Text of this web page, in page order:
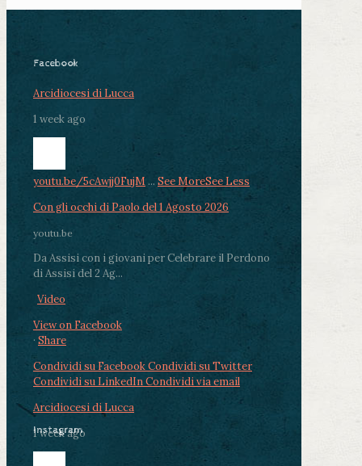
Facebook
Arcidiocesi di Lucca
1 week ago
youtu.be/5cAwjj0FujM ... See MoreSee Less
Con gli occhi di Paolo del 1 Agosto 2026
youtu.be
Da Assisi con i giovani per Celebrare il Perdono
di Assisi del 2 Ag...
Video
View on Facebook
· Share
Condividi su FacebookCondividi su Twitter
Condividi su LinkedInCondividi via email
Arcidiocesi di Lucca
1 week ago
Instagram